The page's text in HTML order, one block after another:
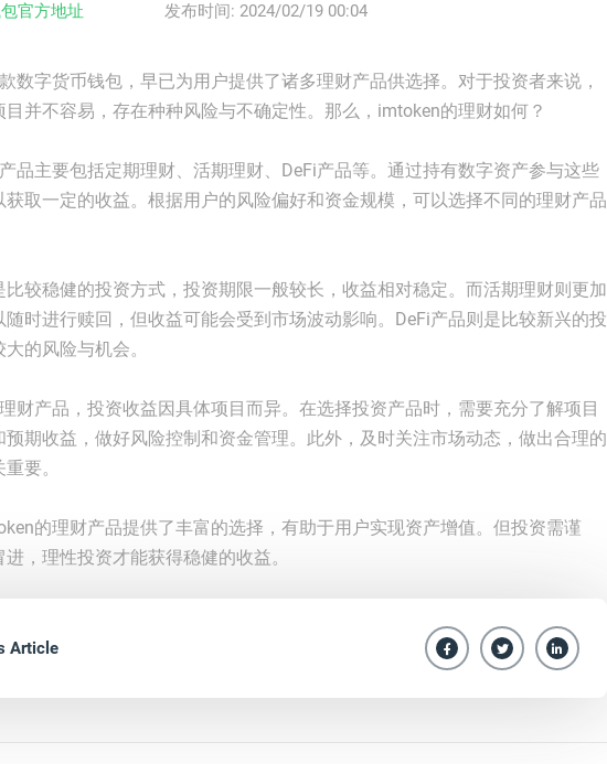
官方地址 发布时间: 2024/02/19 00:04
数字货币钱包，早已为用户提供了诸多理财产品供选择。对于投资者来说，
并不容易，存在种种风险与不确定性。那么，imtoken的理财如何？
品主要包括定期理财、活期理财、DeFi产品等。通过持有数字资产参与这些
获取一定的收益。根据用户的风险偏好和资金规模，可以选择不同的理财产品
比较稳健的投资方式，投资期限一般较长，收益相对稳定。而活期理财则更加
随时进行赎回，但收益可能会受到市场波动影响。DeFi产品则是比较新兴的投
的风险与机会。
财产品，投资收益因具体项目而异。在选择投资产品时，需要充分了解项目
预期收益，做好风险控制和资金管理。此外，及时关注市场动态，做出合理的
要。
的理财产品提供了丰富的选择，有助于用户实现资产增值。但投资需谨
，理性投资才能获得稳健的收益。
Article